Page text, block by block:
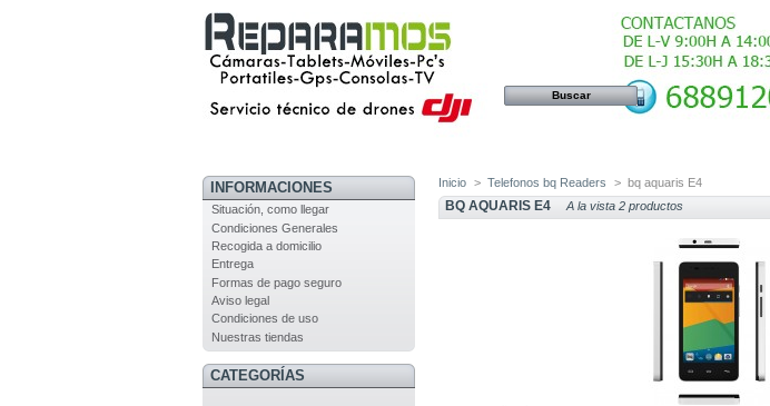
INFORMACIONES
Situación, como llegar
Condiciones Generales
Recogida a domicilio
Entrega
Formas de pago seguro
Aviso legal
Condiciones de uso
Nuestras tiendas
CATEGORÍAS
Inicio > Telefonos bq Readers > bq aquaris E4
BQ AQUARIS E4 A la vista 2 productos